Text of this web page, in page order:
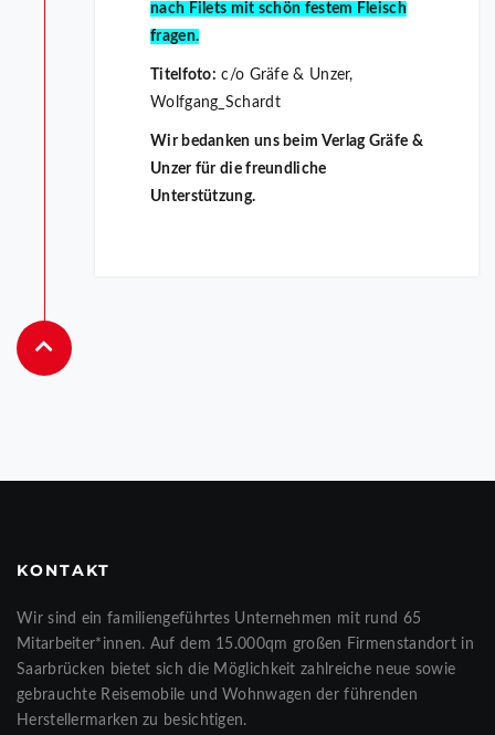
nach Filets mit schön festem Fleisch
fragen.
Titelfoto: c/o Gräfe & Unzer,
Wolfgang_Schardt
Wir bedanken uns beim Verlag Gräfe &
Unzer für die freundliche
Unterstützung.
KONTAKT
Wir sind ein familiengeführtes Unternehmen mit rund 65
Mitarbeiter*innen. Auf dem 15.000qm großen Firmenstandort in
Saarbrücken bietet sich die Möglichkeit zahlreiche neue sowie
gebrauchte Reisemobile und Wohnwagen der führenden
Herstellermarken zu besichtigen.